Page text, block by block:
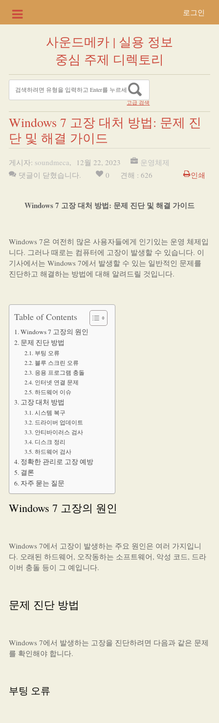
로그인
사운드메카 | 실용 정보
중심 주제 디렉토리
고급 검색
Windows 7 고장 대처 방법: 문제 진
단 및 해결 가이드
게시자: soundmeca, 12월 22, 2023
운영체제
댓글이 닫혔습니다.
0 견해 : 626 인쇄
Windows 7 고장 대처 방법: 문제 진단 및 해결 가이드
Windows 7은 여전히 많은 사용자들에게 인기있는 운영 체제입
니다. 그러나 때로는 컴퓨터에 고장이 발생할 수 있습니다. 이
기사에서는 Windows 7에서 발생할 수 있는 일반적인 문제를
진단하고 해결하는 방법에 대해 알려드릴 것입니다.
Table of Contents
Windows 7 고장의 원인
문제 진단 방법
부팅 오류
블루 스크린 오류
응용 프로그램 충돌
인터넷 연결 문제
하드웨어 이슈
고장 대처 방법
시스템 복구
드라이버 업데이트
안티바이러스 검사
디스크 정리
하드웨어 검사
정확한 관리로 고장 예방
결론
자주 묻는 질문
Windows 7 고장의 원인
Windows 7에서 고장이 발생하는 주요 원인은 여러 가지입니
다. 오래된 하드웨어, 오작동하는 소프트웨어, 악성 코드, 드라
이버 충돌 등이 그 예입니다.
문제 진단 방법
Windows 7에서 발생하는 고장을 진단하려면 다음과 같은 문제
를 확인해야 합니다.
부팅 오류